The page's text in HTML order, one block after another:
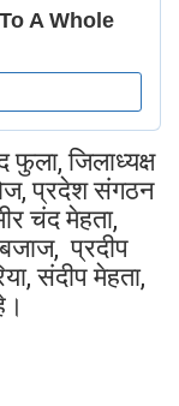
जिलाध्यक्ष
प्रदेश संगठन
चंद मेहता,
बजाज, प्रदीप
संदीप मेहता,